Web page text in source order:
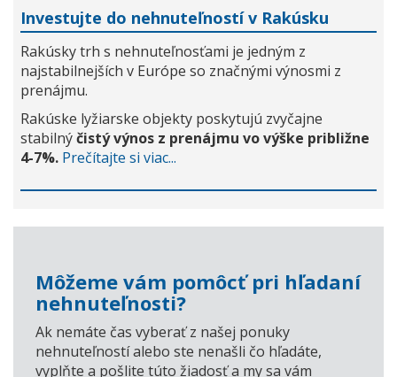
Investujte do nehnuteľností v Rakúsku
Rakúsky trh s nehnuteľnosťami je jedným z
najstabilnejších v Európe so značnými výnosmi z
prenájmu.
Rakúske lyžiarske objekty poskytujú zvyčajne
stabilnýčistý výnos z prenájmu vo výške približne
4-7%. Prečítajte si viac...
Môžeme vám pomôcť pri hľadaní
nehnuteľnosti?
Ak nemáte čas vyberať z našej ponuky
nehnuteľností alebo ste nenašli čo hľadáte,
vyplňte a pošlite túto žiadosť a my sa vám